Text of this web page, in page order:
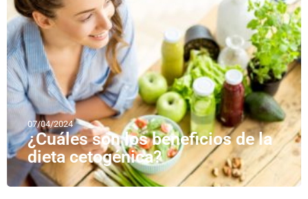
07/04/2024
¿Cuáles son los beneficios de la
dieta cetogénica?